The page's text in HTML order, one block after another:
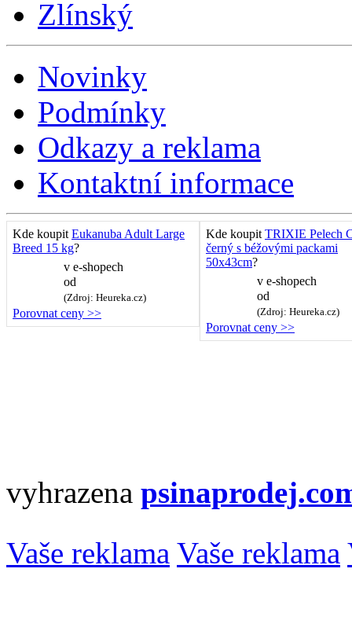
Zlínský
Novinky
Podmínky
Odkazy a reklama
Kontaktní informace
Kde koupit Eukanuba Adult Large
Breed 15 kg?
v e-shopech
od
(Zdroj: Heureka.cz)
Porovnat ceny >>
Kde koupit TRIXIE Pelech
černý s béžovými packami
50x43cm?
v e-shopech
od
(Zdroj: Heureka.cz)
Porovnat ceny >>
vyhrazena
Vaše reklama Vaše reklama